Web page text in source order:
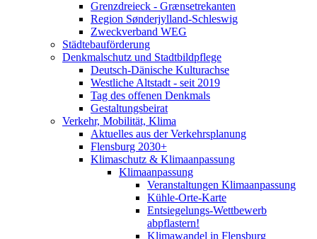
Grenzdreieck - Grænsetrekanten
Region Sønderjylland-Schleswig
Zweckverband WEG
Städtebauförderung
Denkmalschutz und Stadtbildpflege
Deutsch-Dänische Kulturachse
Westliche Altstadt - seit 2019
Tag des offenen Denkmals
Gestaltungsbeirat
Verkehr, Mobilität, Klima
Aktuelles aus der Verkehrsplanung
Flensburg 2030+
Klimaschutz & Klimaanpassung
Klimaanpassung
Veranstaltungen Klimaanpassung
Kühle-Orte-Karte
Entsiegelungs-Wettbewerb
abpflastern!
Klimawandel in Flensburg